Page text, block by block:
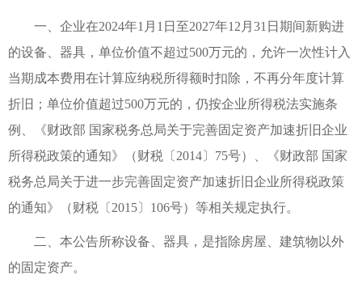
一、企业在2024年1月1日至2027年12月31日期间新购进
的设备、器具，单位价值不超过500万元的，允许一次性计入
当期成本费用在计算应纳税所得额时扣除，不再分年度计算
折旧；单位价值超过500万元的，仍按企业所得税法实施条
例、《财政部 国家税务总局关于完善固定资产加速折旧企业
所得税政策的通知》（财税〔2014〕75号）、《财政部 国家
税务总局关于进一步完善固定资产加速折旧企业所得税政策
的通知》（财税〔2015〕106号）等相关规定执行。
二、本公告所称设备、器具，是指除房屋、建筑物以外
的固定资产。